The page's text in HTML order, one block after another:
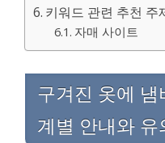
키워드 관련 추천 주
자매 사이트
구겨진 옷에
계별 안내와 유